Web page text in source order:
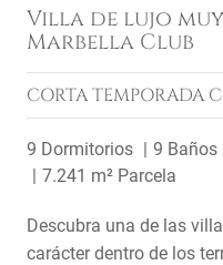
Villa de lujo
Marbella Club
CORTA TEMPORADA
9 Dormitorios 9 Baños
7.241 m² Parcela
Descubra una de las
carácter dentro de los